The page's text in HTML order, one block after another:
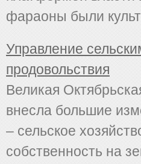
фараоны были
Управление
продовольствия
Великая
внесла большие
– сельское
собственность на